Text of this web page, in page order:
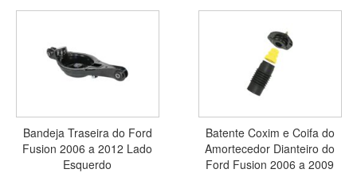
Bandeja Traseira do Ford
Fusion 2006 a 2012 Lado
Esquerdo
Batente Coxim e Coifa do
Amortecedor Dianteiro do
Ford Fusion 2006 a 2009